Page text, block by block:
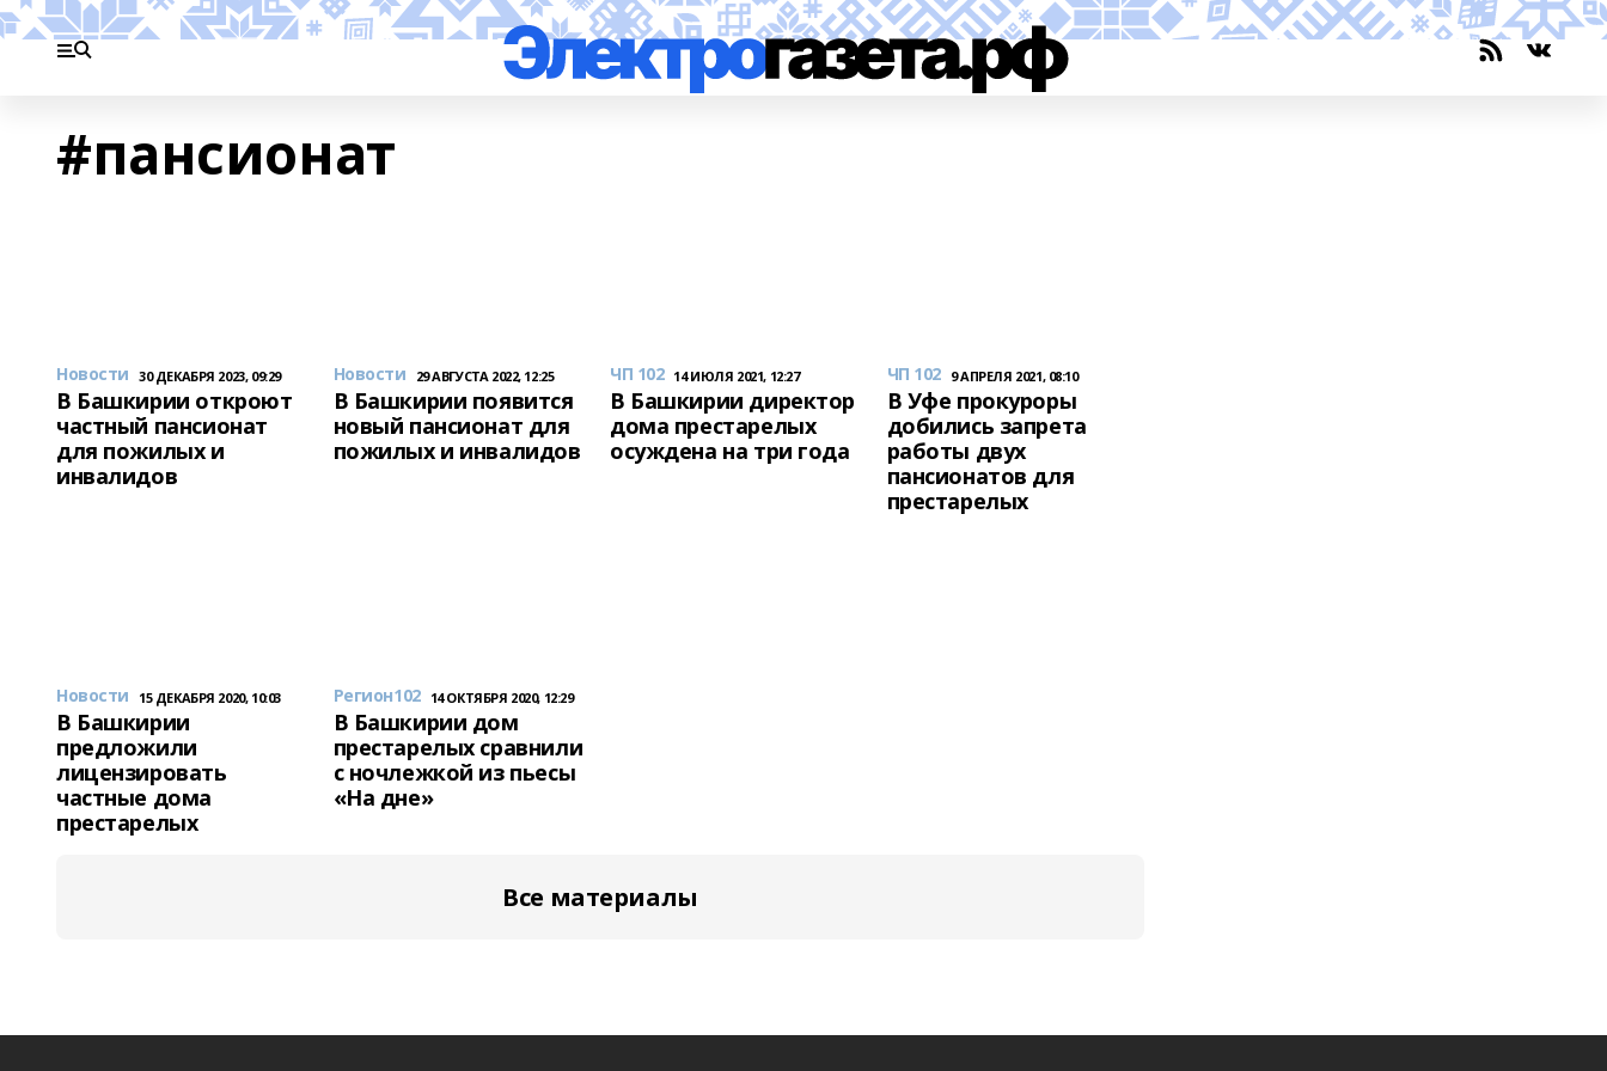
#пансионат
Новости 30 ДЕКАБРЯ 2023, 09:29
В Башкирии откроют
частный пансионат
для пожилых и
инвалидов
Новости 29 АВГУСТА 2022, 12:25
В Башкирии появится
новый пансионат для
пожилых и инвалидов
ЧП 102 14 ИЮЛЯ 2021, 12:27
В Башкирии директор
дома престарелых
осуждена на три года
ЧП 102 9 АПРЕЛЯ 2021, 08:10
В Уфе прокуроры
добились запрета
работы двух
пансионатов для
престарелых
Новости 15 ДЕКАБРЯ 2020, 10:03
В Башкирии
предложили
лицензировать
частные дома
престарелых
Регион102 14 ОКТЯБРЯ 2020, 12:29
В Башкирии дом
престарелых сравнили
с ночлежкой из пьесы
«На дне»
Все материалы